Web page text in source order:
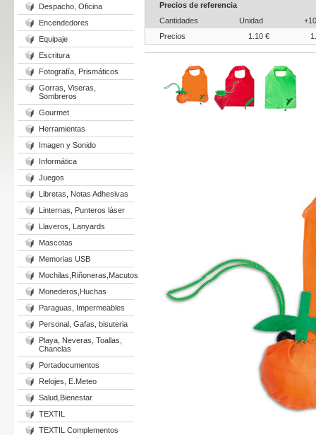
Despacho, Oficina
Encendedores
Equipaje
Escritura
Fotografía, Prismáticos
Gorras, Viseras,
Sombreros
Gourmet
Herramientas
Imagen y Sonido
Informática
Juegos
Libretas, Notas Adhesivas
Linternas, Punteros láser
Llaveros, Lanyards
Mascotas
Memorias USB
Mochilas,Riñoneras,Macutos
Monederos,Huchas
Paraguas, Impermeables
Personal, Gafas, bisuteria
Playa, Neveras, Toallas,
Chanclas
Portadocumentos
Relojes, E.Meteo
Salud,Bienestar
TEXTIL
TEXTIL Complementos
Precios de referencia
Cantidades
Unidad
Precios
1.10 €